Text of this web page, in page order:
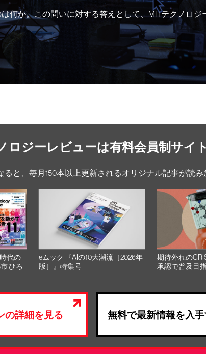
何か。この問いに対する答えとして、MITテクノロ
ロジーレビューは有料会員制サイ
ると、毎月150本以上更新されるオリジナル記事が読み
代の
ひろ
eムック 『AIの10大潮流［2026年
版］』特集号
期待外れの
承認で普及目
の詳細を見る 無料で最新情報を入